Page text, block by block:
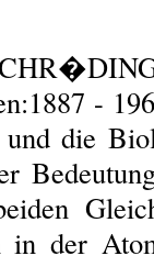
-
die
in der